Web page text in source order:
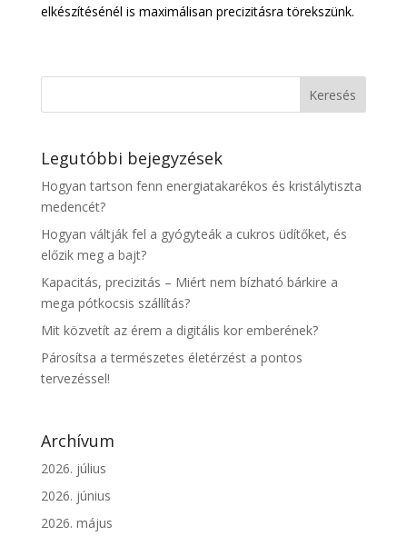
elkészítésénél is maximálisan precizitásra törekszünk.
Legutóbbi bejegyzések
Hogyan tartson fenn energiatakarékos és kristálytiszta
medencét?
Hogyan váltják fel a gyógyteák a cukros üdítőket, és
előzik meg a bajt?
Kapacitás, precizitás – Miért nem bízható bárkire a
mega pótkocsis szállítás?
Mit közvetít az érem a digitális kor emberének?
Párosítsa a természetes életérzést a pontos
tervezéssel!
Archívum
2026. július
2026. június
2026. május